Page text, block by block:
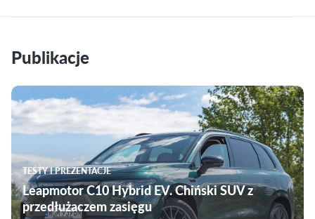
Publikacje
TESTY I PREZENTACJE
Leapmotor C10 Hybrid EV. Chiński SUV z
przedłużaczem zasięgu